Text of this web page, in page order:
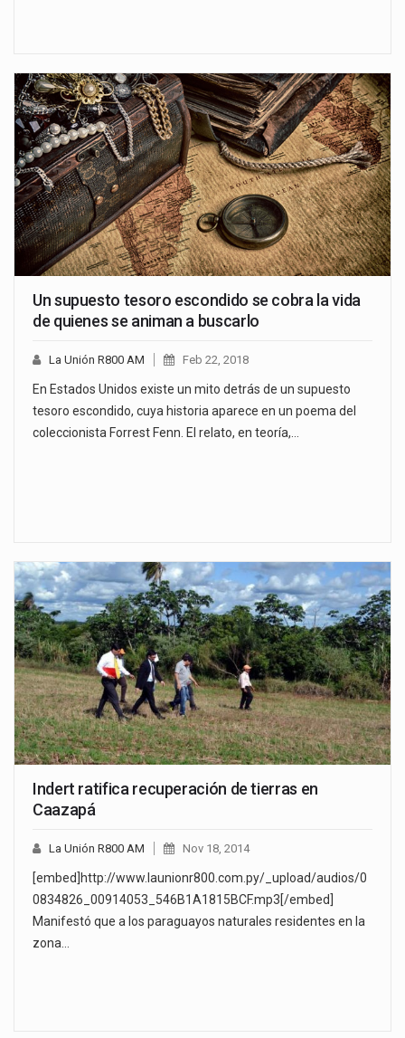
Un supuesto tesoro escondido se cobra la vida
de quienes se animan a buscarlo
La Unión R800 AM Feb 22, 2018
En Estados Unidos existe un mito detrás de un supuesto
tesoro escondido, cuya historia aparece en un poema del
coleccionista Forrest Fenn. El relato, en teoría,…
Indert ratifica recuperación de tierras en
Caazapá
La Unión R800 AM Nov 18, 2014
[embed]http://www.launionr800.com.py/_upload/audios/0
0834826_00914053_546B1A1815BCF.mp3[/embed]
Manifestó que a los paraguayos naturales residentes en la
zona…